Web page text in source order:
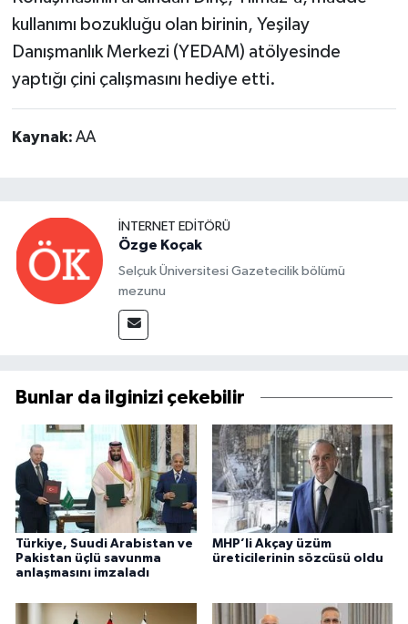
kullanımı bozukluğu olan birinin, Yeşilay
Danışmanlık Merkezi (YEDAM) atölyesinde
yaptığı çini çalışmasını hediye etti.
Kaynak: AA
İNTERNET EDITÖRÜ
Özge Koçak
Selçuk Üniversitesi Gazetecilik bölümü
mezunu
Bunlar da ilginizi çekebilir
Türkiye, Suudi Arabistan ve
Pakistan üçlü savunma
anlaşmasını imzaladı
MHP’li Akçay üzüm
üreticilerinin sözcüsü oldu